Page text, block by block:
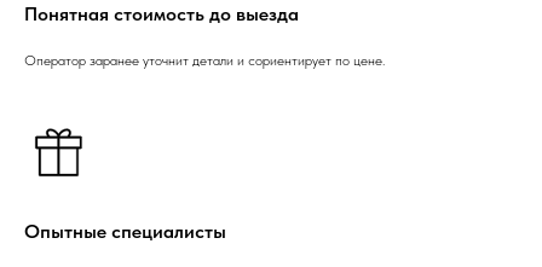
Понятная стоимость до выезда
Оператор заранее уточнит детали и сориентирует по цене.
Опытные специалисты